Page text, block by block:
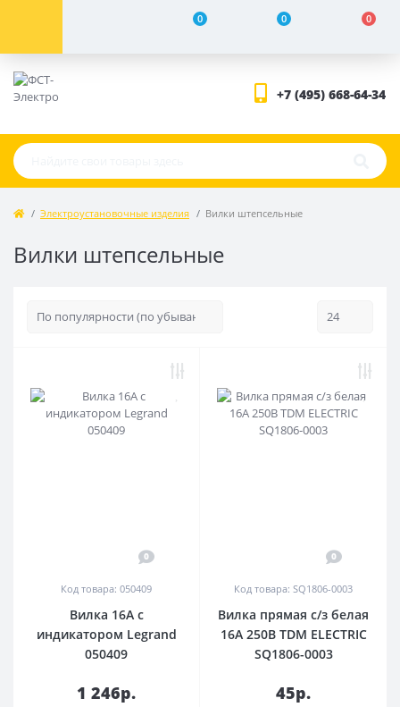
0 0 0
+7 (495) 668-64-34
Электроустановочные изделия Вилки штепсельные
Вилки штепсельные
0
Код товара: 050409
Вилка 16А с
индикатором Legrand
050409
1 246р.
0
Код товара: SQ1806-0003
Вилка прямая с/з белая
16А 250В TDM ELECTRIC
SQ1806-0003
45р.